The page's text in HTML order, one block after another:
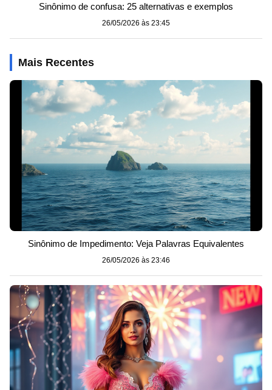
Sinônimo de confusa: 25 alternativas e exemplos
26/05/2026 às 23:45
Mais Recentes
Sinônimo de Impedimento: Veja Palavras Equivalentes
26/05/2026 às 23:46